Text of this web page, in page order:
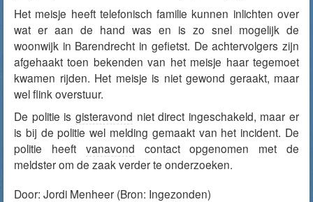
Het meisje heeft telefonisch familie kunnen inlichten over
wat er aan de hand was en is zo snel mogelijk de
woonwijk in Barendrecht in gefietst. De achtervolgers zijn
afgehaakt toen bekenden van het meisje haar tegemoet
kwamen rijden. Het meisje is niet gewond geraakt, maar
wel flink overstuur.
De politie is gisteravond niet direct ingeschakeld, maar er
is bij de politie wel melding gemaakt van het incident. De
politie heeft vanavond contact opgenomen met de
meldster om de zaak verder te onderzoeken.
Door: Jordi Menheer (Bron: Ingezonden)